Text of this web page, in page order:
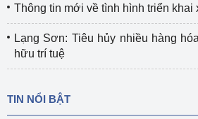
Thông tin mới về tình hình triển khai
Lạng Sơn: Tiêu hủy nhiều hàng
hữu trí tuệ
TIN NỔI BẬT